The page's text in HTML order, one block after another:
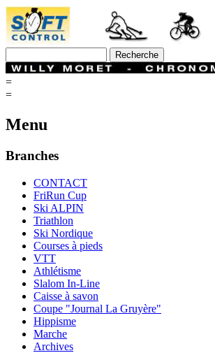
=
=
Menu
Branches
CONTACT
FriRun Cup
Ski ALPIN
Triathlon
Ski Nordique
Courses à pieds
VTT
Athlétisme
Slalom In-Line
Caisse à savon
Coupe "Journal La Gruyère"
Hippisme
Marche
Archives